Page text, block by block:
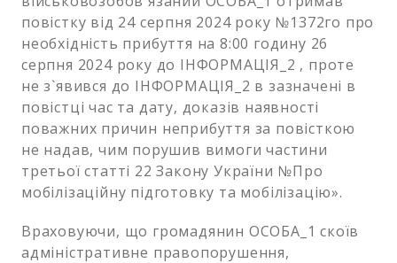
повістку від 24 серпня 2024 року №1372го про
необхідність прибуття на 8:00 годину 26
серпня 2024 року до ІНФОРМАЦІЯ_2 , проте
не з`явився до ІНФОРМАЦІЯ_2 в зазначені в
повістці час та дату, доказів наявності
поважних причин неприбуття за повісткою
не надав, чим порушив вимоги частини
третьої статті 22 Закону України №Про
мобілізаційну підготовку та мобілізацію».
Враховуючи, що громадянин ОСОБА_1 скоїв
адміністративне правопорушення,